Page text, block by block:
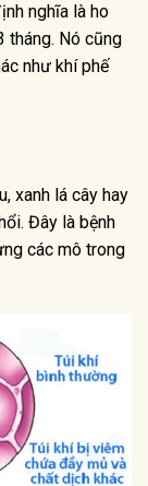
nghĩa là ho
tháng. Nó cũng
như khí phế
xanh lá cây hay
Đây là bệnh
các mô trong